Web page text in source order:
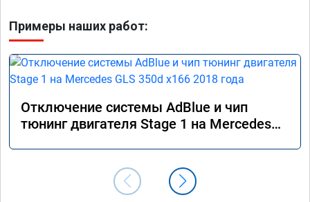
Примеры наших работ:
Отключение системы AdBlue и чип
тюнинг двигателя Stage 1 на Mercedes